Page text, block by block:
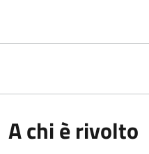
A chi è rivolto